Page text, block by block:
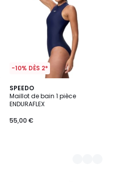
-10% DÈS 2*
SPEEDO
Maillot de bain 1 pièce
ENDURAFLEX
55,00 €
2
Couleurs